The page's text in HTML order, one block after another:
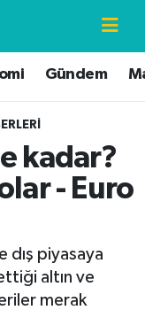
Gündem
kadar?
- Euro
dış piyasaya
altın ve
merak